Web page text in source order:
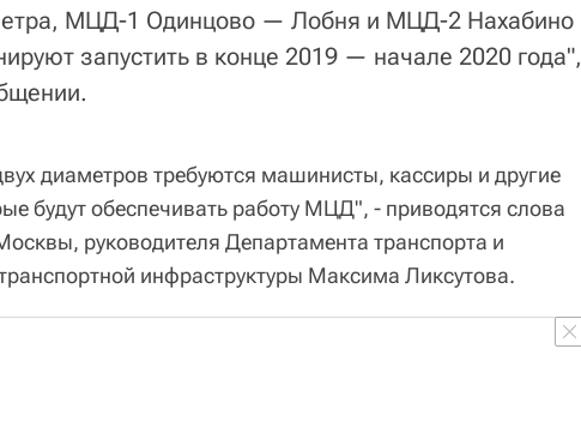
МЦД-1 Одинцово — Лобня и МЦД-2 Нахабино
запустить в конце 2019 — начале 2020 года",
диаметров требуются машинисты, кассиры и другие
будут обеспечивать работу МЦД", - приводятся слова
руководителя Департамента транспорта и
инфраструктуры Максима Ликсутова.